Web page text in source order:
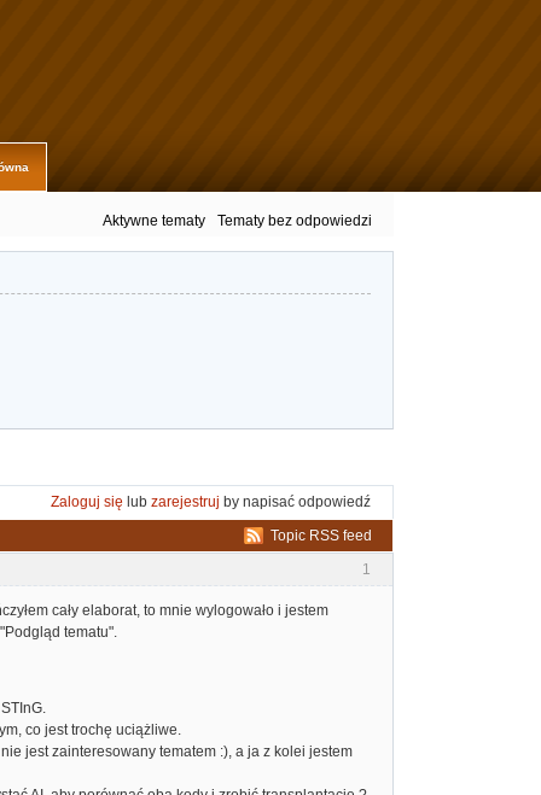
Aktywne tematy Tematy bez odpowiedzi
Zaloguj się lub zarejestruj by napisać odpowiedź
Topic RSS feed
1
cały elaborat, to mnie wylogowało i jestem
tematu".
co jest trochę uciążliwe.
jest zainteresowany tematem :), a ja z kolei jestem